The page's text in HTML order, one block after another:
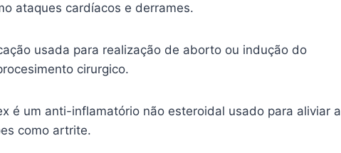
ataques cardíacos e derrames.
usada para realização de aborto ou indução do
cirurgico.
é um anti-inflamatório não esteroidal usado para aliviar a
como artrite.